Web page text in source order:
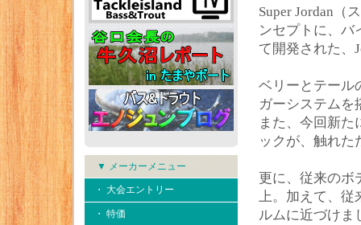
▼ メーカーメニュー
・ 大会エントリー
・ 特価
Super Jordan（
ンセプトに、バ
て開発された、
ベリーとテール
ガーシステムを
また、今回新
ックが、触れた
更に、従来のボ
上。加えて、従
ルムに近づけま